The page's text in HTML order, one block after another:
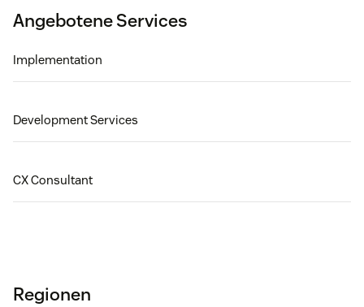
Angebotene Services
Implementation
Development Services
CX Consultant
Regionen